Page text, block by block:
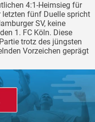
4:1-Heimsieg für
letzten fünf Duelle spricht
SV, keine
1. FC Köln. Diese
trotz des jüngsten
Vorzeichen geprägt